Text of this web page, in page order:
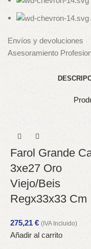
Envíos y devoluciones
Asesoramiento
Farol Grande
3xe27 Oro
Viejo/Beis
Regx33x33 Cm
275,21 € (IVA Incluido)
Añadir al carrito